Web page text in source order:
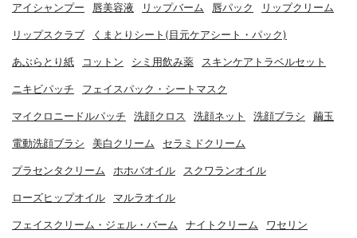
アイシャンプー 唇美容液 リップバーム 唇パック リップクリーム
リップスクラブ くまとりシート(目元ケアシート・パック)
あぶらとり紙 コットン シミ用飲み薬 スキンケアトラベルセット
ニキビパッチ フェイスパック・シートマスク
マイクロニードルパッチ 洗顔クロス 洗顔ネット 洗顔ブラシ 繭玉
電動洗顔ブラシ 美白クリーム セラミドクリーム
プラセンタクリーム ホホバオイル スクワランオイル
ローズヒップオイル マルラオイル
フェイスクリーム・ジェル・バーム ナイトクリーム ワセリン